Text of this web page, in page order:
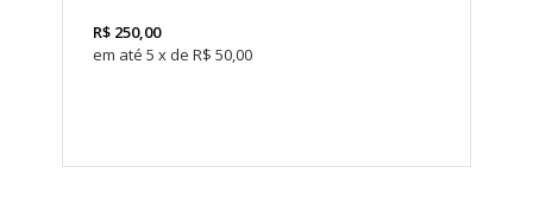
R$ 250,00
5 x de R$ 50,00